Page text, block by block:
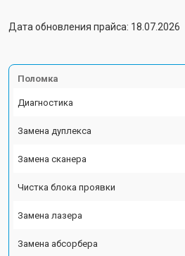
Дата обновления прайса: 18.07.2026
Поломка
Диагностика
Замена дуплекса
Замена сканера
Чистка блока проявки
Замена лазера
Замена абсорбера